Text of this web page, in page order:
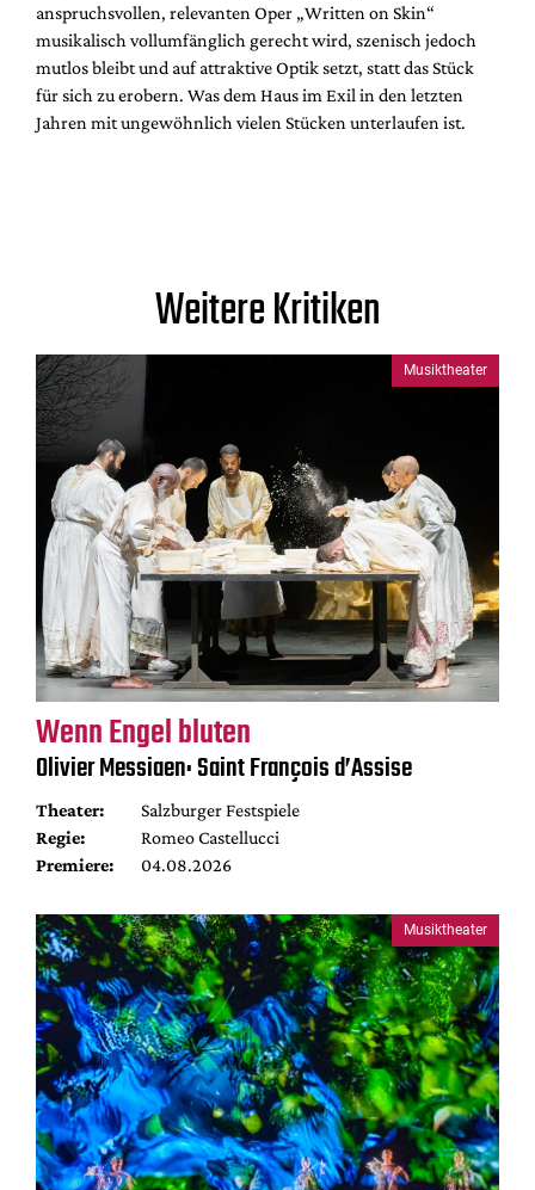
anspruchsvollen, relevanten Oper „Written on Skin“
musikalisch vollumfänglich gerecht wird, szenisch jedoch
mutlos bleibt und auf attraktive Optik setzt, statt das Stück
für sich zu erobern. Was dem Haus im Exil in den letzten
Jahren mit ungewöhnlich vielen Stücken unterlaufen ist.
Weitere Kritiken
Musiktheater
Wenn Engel bluten
Olivier Messiaen: Saint François d’Assise
Theater:
Salzburger Festspiele
Regie:
Romeo Castellucci
Premiere:
04.08.2026
Musiktheater